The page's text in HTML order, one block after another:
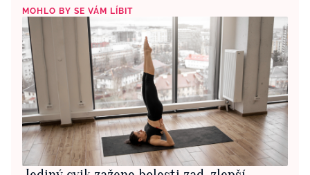
MOHLO BY SE VÁM LÍBIT